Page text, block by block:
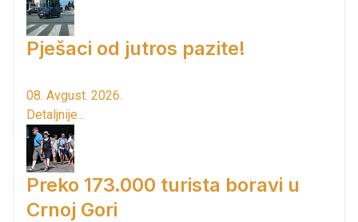
Pješaci od jutros pazite!
08. Avgust. 2026.
Detaljnije...
Preko 173.000 turista boravi u
Crnoj Gori